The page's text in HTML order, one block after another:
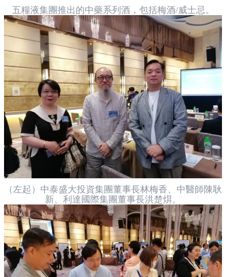
五糧液集團推出的中藥系列酒，包括梅酒/威士忌。
（左起）中泰盛大投資集團董事長林梅香、中醫師陳耿
新、利達國際集團董事長洪楚焺。